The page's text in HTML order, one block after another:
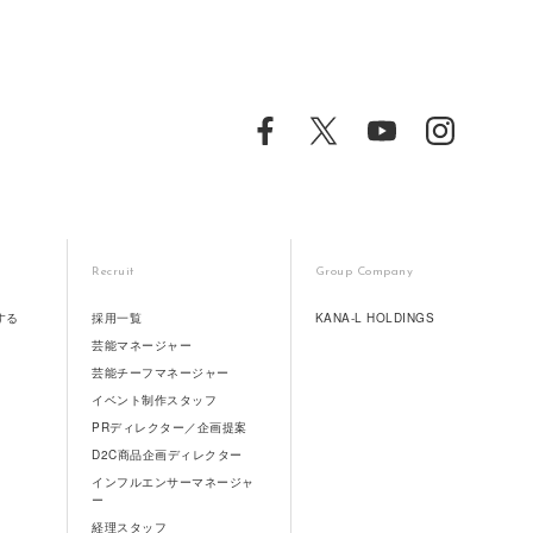
る
Recruit
採用一覧
芸能マネージャー
芸能チーフマネージャー
イベント制作スタッフ
PRディレクター／企画提案
D2C商品企画ディレクター
インフルエンサーマネージャ
ー
経理スタッフ
Group Company
KANA-L HOLDINGS